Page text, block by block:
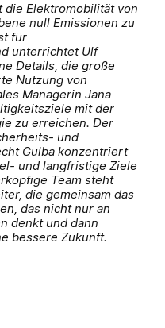
die Elektromobilität von
null Emissionen zu
für
unterrichtet Ulf
Details, die große
Nutzung von
Managerin Jana
mit der
zu erreichen. Der
und
Gulba konzentriert
und langfristige Ziele
Team steht
die gemeinsam das
das nicht nur an
denkt und dann
bessere Zukunft.